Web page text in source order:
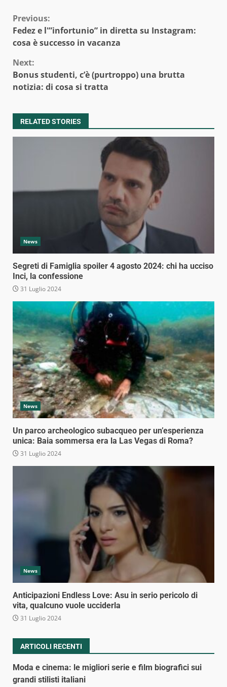
Continue
Reading
Previous:
Fedez e l'”infortunio” in diretta su Instagram:
cosa è successo in vacanza
Next:
Bonus studenti, c’è (purtroppo) una brutta
notizia: di cosa si tratta
RELATED STORIES
News
Segreti di Famiglia spoiler 4 agosto 2024: chi ha ucciso
Inci, la confessione
31 Luglio 2024
News
Un parco archeologico subacqueo per un’esperienza
unica: Baia sommersa era la Las Vegas di Roma?
31 Luglio 2024
News
Anticipazioni Endless Love: Asu in serio pericolo di
vita, qualcuno vuole ucciderla
31 Luglio 2024
ARTICOLI RECENTI
Moda e cinema: le migliori serie e film biografici sui
grandi stilisti italiani